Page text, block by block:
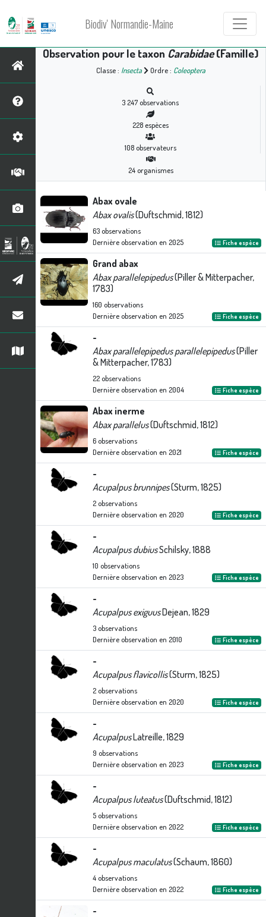
Biodiv' Normandie-Maine
Observation pour le taxon Carabidae(Famille)
Classe : Insecta Ordre : Coleoptera
3 247observations
228espèces
108observateurs
24organismes
Abax ovale
Abax ovalis(Duftschmid, 1812)
63observations
Dernière observation en 2025 Fiche espèce
Grand abax
Abax parallelepipedus(Piller & Mitterpacher,
1783)
160 observations
Dernière observation en 2025 Fiche espèce
-
Abax parallelepipedus parallelepipedus(Piller
& Mitterpacher, 1783)
22observations
Dernière observation en 2004 Fiche espèce
Abax inerme
Abax parallelus(Duftschmid, 1812)
6observations
Dernière observation en 2021 Fiche espèce
-
Acupalpus brunnipes(Sturm, 1825)
2observations
Dernière observation en 2020 Fiche espèce
-
Acupalpus dubiusSchilsky, 1888
10 observations
Dernière observation en 2023 Fiche espèce
-
Acupalpus exiguusDejean, 1829
3observations
Dernière observation en 2010 Fiche espèce
-
Acupalpus flavicollis(Sturm, 1825)
2observations
Dernière observation en 2020 Fiche espèce
-
AcupalpusLatreille, 1829
9 observations
Dernière observation en 2023 Fiche espèce
-
Acupalpus luteatus(Duftschmid, 1812)
5observations
Dernière observation en 2022 Fiche espèce
-
Acupalpus maculatus(Schaum, 1860)
4observations
Dernière observation en 2022 Fiche espèce
-